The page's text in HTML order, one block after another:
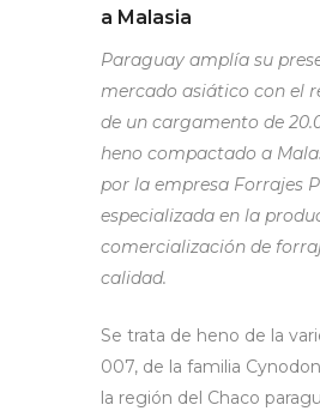
a Malasia
Paraguay amplía su
mercado asiático con el
de un cargamento de
heno compactado a
por la empresa Forrajes
especializada en la
comercialización de
calidad.
Se trata de heno de la
007, de la familia
la región del Chaco